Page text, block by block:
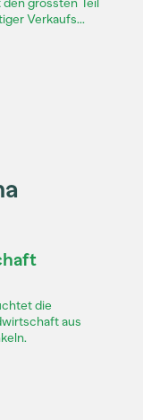
grössten Teil
Verkaufs...
die
aus